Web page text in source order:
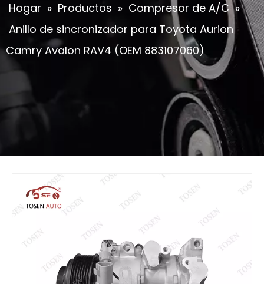
Hogar » Productos » Compresor de A/C »
Anillo de sincronizador para Toyota Aurion
Camry Avalon RAV4 (OEM 883107060)